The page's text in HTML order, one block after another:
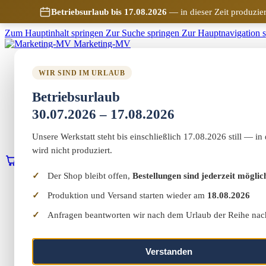
Zum Hauptinhalt springen Zur Suche springen Zur Hauptnavigation
Betriebsurlaub bis 17.08.2026 — in dieser Zeit
WIR SIND IM URLAUB
Betriebsurlaub
30.07.2026 – 17.08.2026
Unsere Werkstatt steht bis einschließlich 17.08.2026 still — in
wird nicht produziert.
Der Shop bleibt offen, Bestellungen sind jederzeit
Produktion und Versand starten wieder am 18.08.2026
Anfragen beantworten wir nach dem Urlaub der Reihe
Verstanden
Marketing-MV
Home
Shop
Vereinswelt
Werkstatt
Kontakt
Shop
Vereinswelt
Werkstatt